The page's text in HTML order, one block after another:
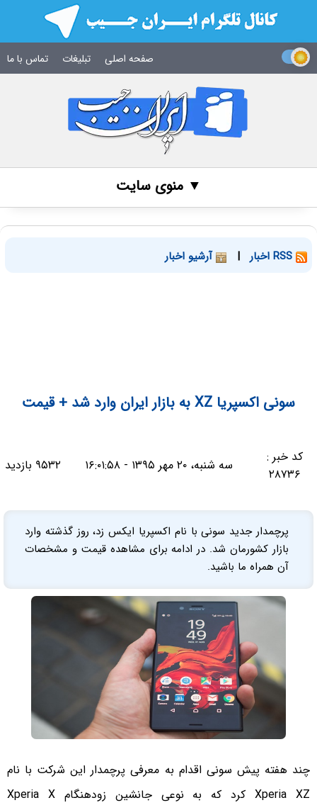
صفحه اصلی تبلیغات تماس با ما
▼ منوی سایت
| آرشیو اخبار
سونی اکسپریا XZ ‌به بازار ایران وارد شد + قیمت
کد خبر :
۲۸۷۳۶
سه شنبه، ۲۰ مهر ۱۳۹۵ - ۱۶:۰۱:۵۸ ۹۵۳۲ بازدید
پرچمدار جدید سونی با نام اکسپریا ایکس زد، روز گذشته وارد
بازار کشورمان شد. در ادامه برای مشاهده قیمت و مشخصات
آن همراه ما باشید.
چند هفته پیش سونی اقدام به معرفی پرچمدار این شرکت با نام
Xperia XZ کرد که به نوعی جانشین زودهنگام Xperia X